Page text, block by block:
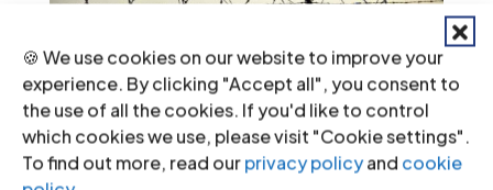
🍪 We use cookies on our website to improve your
experience. By clicking "Accept all", you consent to
the use of all the cookies. If you'd like to control
which cookies we use, please visit "Cookie settings".
To find out more, read ourprivacy policyand cookie